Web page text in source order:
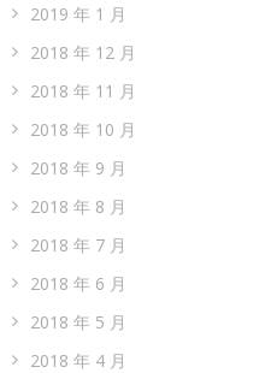
2019 年 1 月
2018 年 12 月
2018 年 11 月
2018 年 10 月
2018 年 9 月
2018 年 8 月
2018 年 7 月
2018 年 6 月
2018 年 5 月
2018 年 4 月